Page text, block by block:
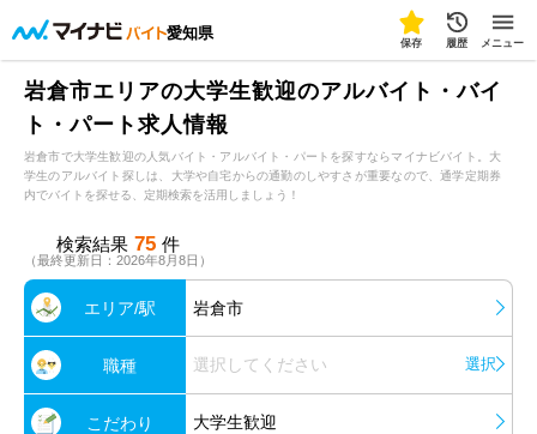
愛知県
保存 履歴 メニュー
岩倉市エリアの大学生歓迎のアルバイト・バイ
ト・パート求人情報
岩倉市で大学生歓迎の人気バイト・アルバイト・パートを探すならマイナビバイト。大
学生のアルバイト探しは、大学や自宅からの通勤のしやすさが重要なので、通学定期券
内でバイトを探せる、定期検索を活用しましょう！
検索結果 75 件
（最終更新日：2026年8月8日）
エリア/駅 岩倉市
職種 選択してください 選択
こだわり 大学生歓迎